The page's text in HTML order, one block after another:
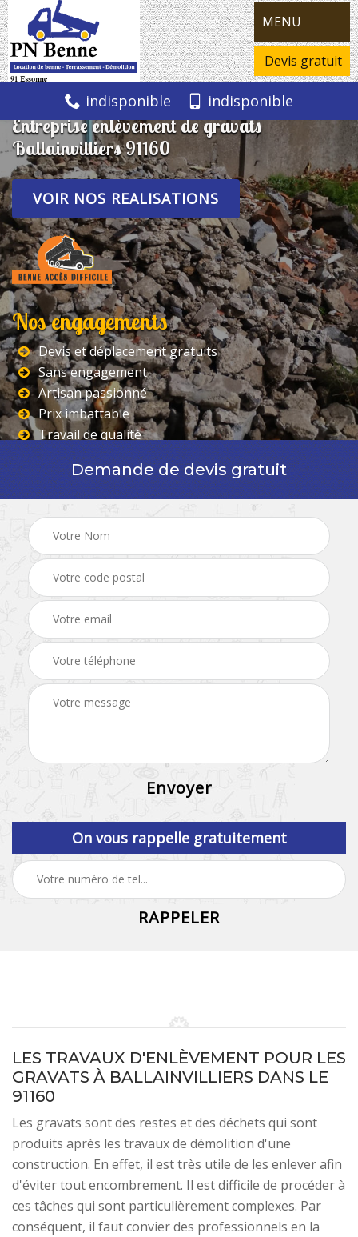
MENU
Devis gratuit
indisponible indisponible
Entreprise enlèvement de gravats
Ballainvilliers 91160
VOIR NOS REALISATIONS
Nos engagements
Devis et déplacement gratuits
Sans engagement
Artisan passionné
Prix imbattable
Travail de qualité
Demande de devis gratuit
On vous rappelle gratuitement
LES TRAVAUX D'ENLÈVEMENT POUR LES
GRAVATS À BALLAINVILLIERS DANS LE
91160
Les gravats sont des restes et des déchets qui sont
produits après les travaux de démolition d'une
construction. En effet, il est très utile de les enlever afin
d'éviter tout encombrement. Il est difficile de procéder à
ces tâches qui sont particulièrement complexes. Par
conséquent, il faut convier des professionnels en la